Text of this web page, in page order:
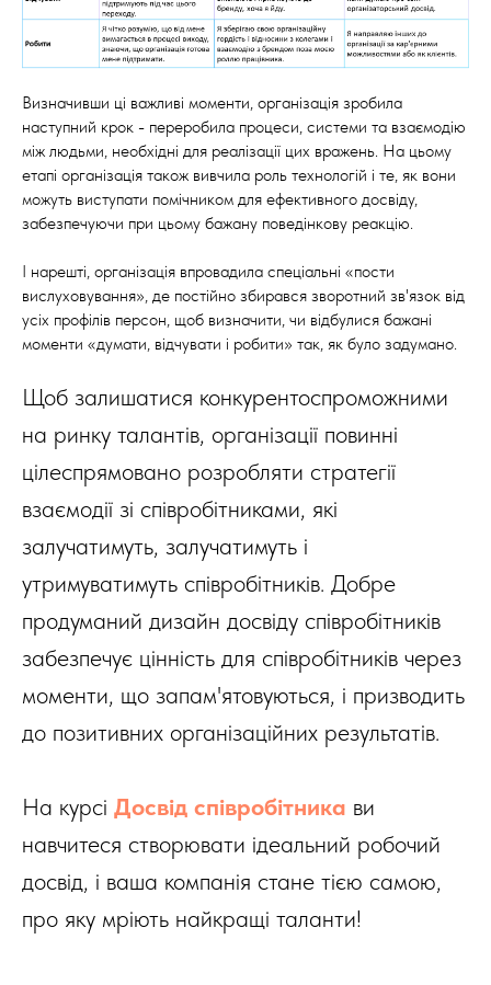
Визначивши ці важливі моменти, організація зробила
наступний крок - переробила процеси, системи та взаємодію
між людьми, необхідні для реалізації цих вражень. На цьому
етапі організація також вивчила роль технологій і те, як вони
можуть виступати помічником для ефективного досвіду,
забезпечуючи при цьому бажану поведінкову реакцію.
І нарешті, організація впровадила спеціальні «пости
вислуховування», де постійно збирався зворотний зв'язок від
усіх профілів персон, щоб визначити, чи відбулися бажані
моменти «думати, відчувати і робити» так, як було задумано.
Щоб залишатися конкурентоспроможними
на ринку талантів, організації повинні
цілеспрямовано розробляти стратегії
взаємодії зі співробітниками, які
залучатимуть, залучатимуть і
утримуватимуть співробітників. Добре
продуманий дизайн досвіду співробітників
забезпечує цінність для співробітників через
моменти, що запам'ятовуються, і призводить
до позитивних організаційних результатів.
На курсі Досвід співробітника ви
навчитеся створювати ідеальний робочий
досвід, і ваша компанія стане тією самою,
про яку мріють найкращі таланти!